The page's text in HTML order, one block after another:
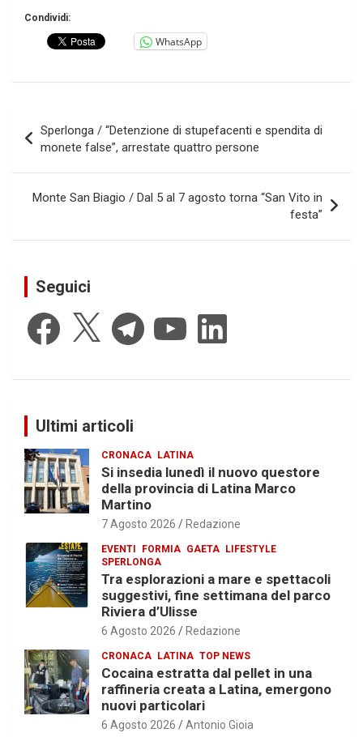
Condividi:
WhatsApp
articoli
Sperlonga / “Detenzione di stupefacenti e spendita di
monete false”, arrestate quattro persone
Monte San Biagio / Dal 5 al 7 agosto torna “San Vito in
festa”
Seguici
Facebook Telegram YouTube LinkedIn
Ultimi articoli
CRONACA LATINA
Si insedia lunedì il nuovo questore
della provincia di Latina Marco
Martino
7 Agosto 2026 Redazione
EVENTI FORMIA GAETA LIFESTYLE
SPERLONGA
Tra esplorazioni a mare e spettacoli
suggestivi, fine settimana del parco
Riviera d’Ulisse
6 Agosto 2026 Redazione
CRONACA LATINA TOP NEWS
Cocaina estratta dal pellet in una
raffineria creata a Latina, emergono
nuovi particolari
6 Agosto 2026 Antonio Gioia